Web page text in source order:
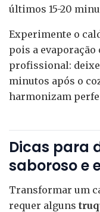
últimos 15-20
Experimente o
pois a evaporação
profissional: deixe
minutos após o
harmonizam
Dicas para
saboroso e
Transformar um
requer alguns